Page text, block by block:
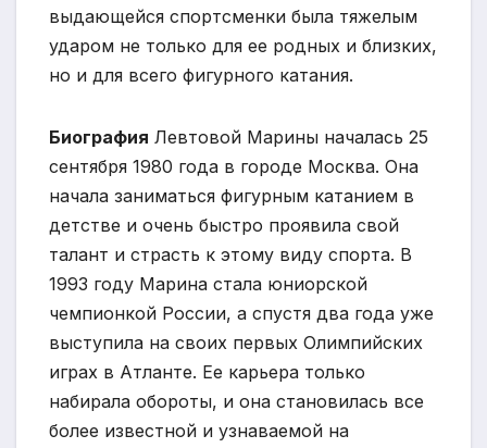
выдающейся спортсменки была тяжелым
ударом не только для ее родных и близких,
но и для всего фигурного катания.
Биография Левтовой Марины началась 25
сентября 1980 года в городе Москва. Она
начала заниматься фигурным катанием в
детстве и очень быстро проявила свой
талант и страсть к этому виду спорта. В
1993 году Марина стала юниорской
чемпионкой России, а спустя два года уже
выступила на своих первых Олимпийских
играх в Атланте. Ее карьера только
набирала обороты, и она становилась все
более известной и узнаваемой на